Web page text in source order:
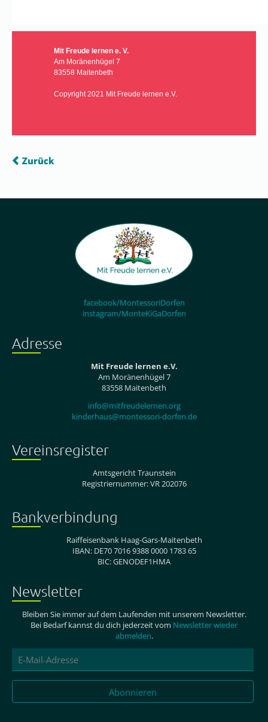
Mit Freude lernen e. V.
Am Moränenhügel 7
83558 Maitenbeth
Copyright 2021 Mit Freude lernen e.V.
Zurück
facebook/MontessoriDorfen
instagram/MonteKiGaDorfen
Adresse
Mit Freude lernen e.V.
Am Moränenhügel 7
83558 Maitenbeth
info@mitfreudelernen.org
kinderhaus@montessori-dorfen.de
Vereinsregister
Amtsgericht Traunstein
Registriernummer: VR 202076
Bankverbindung
Raiffeisenbank Haag-Gars-Maitenbeth
IBAN: DE70 7016 9388 0000 1783 65
BIC: GENODEF1HMA
Newsletter
Bleiben Sie immer auf dem Laufenden mit unserem Newsletter.
Bei Bedarf kannst du dich jederzeit vom Newsletter wieder
abmelden.
E-
Mail-
Adresse
Abonnieren